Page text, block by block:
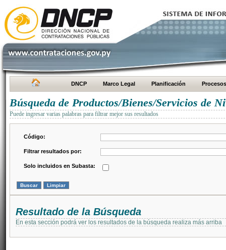
DNCP Marco Legal Planificación Procesos
Búsqueda de Productos/Bienes/Servicios de
Puede ingresar varias palabras para filtrar mejor sus resultados
Código:
Filtrar resultados por:
Solo incluidos en Subasta:
Resultado de la Búsqueda
En esta sección podrá ver los resultados de la búsqueda realiza más arriba